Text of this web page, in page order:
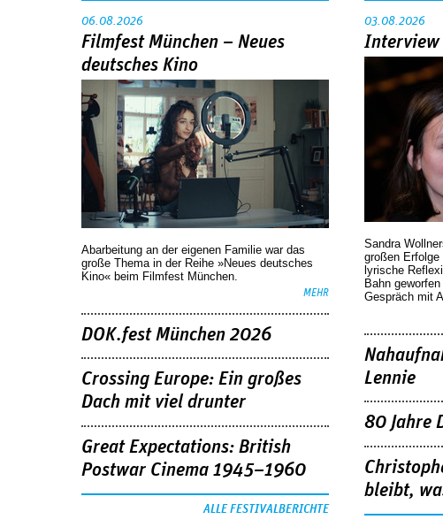
06.08.2026
Filmfest München – Neues
deutsches Kino
Abarbeitung an der eigenen Familie war das
große Thema in der Reihe »Neues deutsches
Kino« beim Filmfest München.
MEHR
DOK.fest München 2026
Crossing Europe: Ein großes
Dach mit viel drunter
Great Expectations: British
Postwar Cinema 1945–1960
ALLE FESTIVALBERICHTE
03.08.2026
Interview
Sandra
großen Erfolge
lyrische
Bahn
Gespräch mit
Lennie
80 Jahre
bleibt,